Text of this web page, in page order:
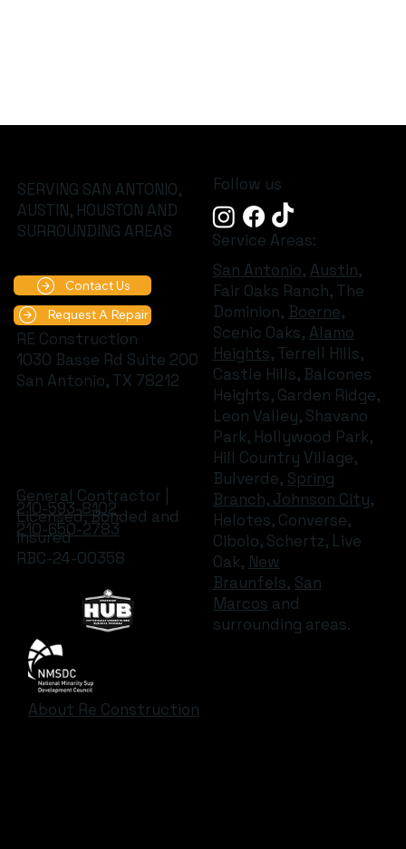
SERVING SAN ANTONIO,
AUSTIN, HOUSTON AND
SURROUNDING AREAS
Contact Us
Request A Repair
RE Construction
1030 Basse Rd Suite 200
San Antonio, TX 78212
General Contractor |
Licensed, Bonded and
Insured
RBC-24-00358
210-593-8102
210-650-2783
About Re Construction
Follow us
Service Areas:
San Antonio, Austin,
Fair Oaks Ranch, The
Dominion, Boerne,
Scenic Oaks, Alamo
Heights, Terrell Hills,
Castle Hills, Balcones
Heights, Garden Ridge,
Leon Valley, Shavano
Park, Hollywood Park,
Hill Country Village,
Bulverde, Spring
Branch, Johnson City,
Helotes, Converse,
Cibolo, Schertz, Live
Oak, New
Braunfels, San
Marcos and
surrounding areas.